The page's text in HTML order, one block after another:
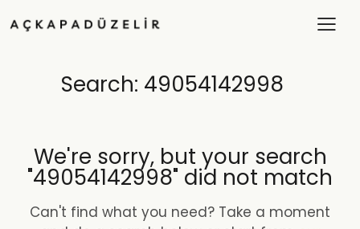
Search: 49054142998
We're sorry, but your search
"49054142998" did not match
Can't find what you need? Take a moment